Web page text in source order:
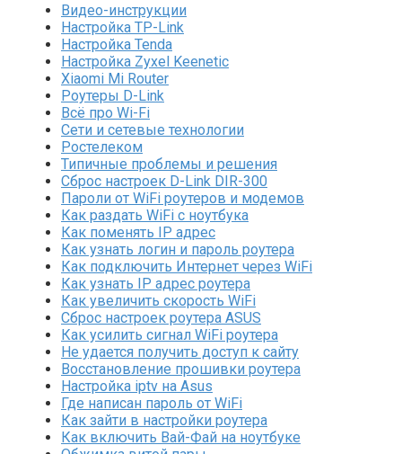
Видео-инструкции
Настройка TP-Link
Настройка Tenda
Настройка Zyxel Keenetic
Xiaomi Mi Router
Роутеры D-Link
Всё про Wi-Fi
Сети и сетевые технологии
Ростелеком
Типичные проблемы и решения
Сброс настроек D-Link DIR-300
Пароли от WiFi роутеров и модемов
Как раздать WiFi с ноутбука
Как поменять IP адрес
Как узнать логин и пароль роутера
Как подключить Интернет через WiFi
Как узнать IP адрес роутера
Как увеличить скорость WiFi
Сброс настроек роутера ASUS
Как усилить сигнал WiFi роутера
Не удается получить доступ к сайту
Восстановление прошивки роутера
Настройка iptv на Asus
Где написан пароль от WiFi
Как зайти в настройки роутера
Как включить Вай-Фай на ноутбуке